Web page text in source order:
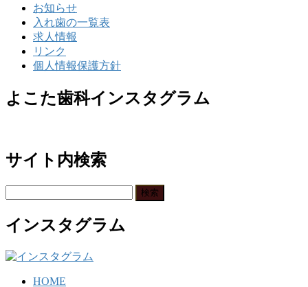
お知らせ
入れ歯の一覧表
求人情報
リンク
個人情報保護方針
よこた歯科インスタグラム
サイト内検索
インスタグラム
HOME